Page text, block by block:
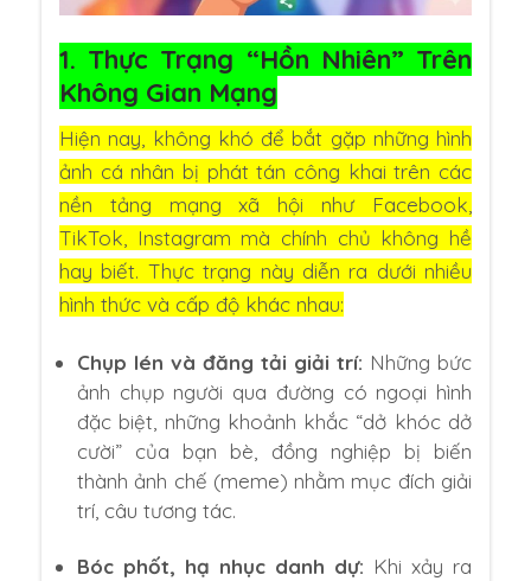
1. Thực Trạng “Hồn Nhiên” Trên
Không Gian Mạng
Hiện nay, không khó để bắt gặp những hình
ảnh cá nhân bị phát tán công khai trên các
nền tảng mạng xã hội như Facebook,
TikTok, Instagram mà chính chủ không hề
hay biết. Thực trạng này diễn ra dưới nhiều
hình thức và cấp độ khác nhau:
Chụp lén và đăng tải giải trí: Những bức
ảnh chụp người qua đường có ngoại hình
đặc biệt, những khoảnh khắc “dở khóc dở
cười” của bạn bè, đồng nghiệp bị biến
thành ảnh chế (meme) nhằm mục đích giải
trí, câu tương tác.
Bóc phốt, hạ nhục danh dự: Khi xảy ra